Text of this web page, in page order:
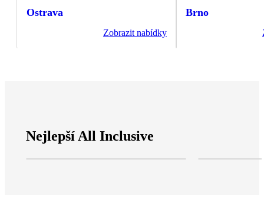
Ostrava
Zobrazit nabídky
Brno
Nejlepší All Inclusive